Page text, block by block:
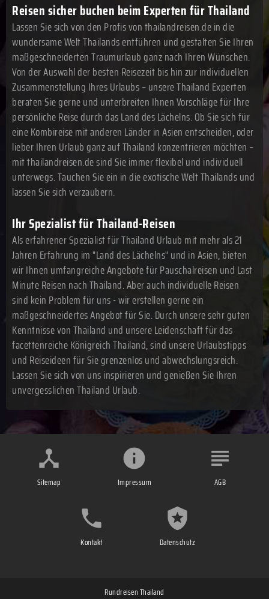
Reisen sicher buchen beim Experten für Thailand
Lassen Sie sich von den Profis von thailandreisen.de in die
wundersame Welt Thailands entführen und gestalten Sie Ihren
maßgeschneiderten Traumurlaub ganz nach Ihren Wünschen.
Von der Auswahl der besten Reisezeit bis hin zur individuellen
Zusammenstellung Ihres Urlaubs – unsere Thailand Experten
beraten Sie gerne und unterbreiten Ihnen Vorschläge für Ihre
persönliche Reise durch das Land des Lächelns. Ob Sie sich für
eine Kombireise mit anderen Länder in Asien entscheiden, oder
lieber Ihren Urlaub ganz auf Thailand konzentrieren möchten –
mit thailandreisen.de sind Sie immer flexibel und individuell
unterwegs. Tauchen Sie ein in die exotische Welt Thailands und
lassen Sie sich verzaubern.
Ihr Spezialist für Thailand-Reisen
Als erfahrener Spezialist für Thailand Urlaub mit mehr als 21
Jahren Erfahrung im "Land des Lächelns" und in Asien, bieten
wir Ihnen umfangreiche Angebote für Pauschalreisen und Last
Minute Reisen nach Thailand. Aber auch individuelle Reisen
sind kein Problem für uns - wir erstellen gerne ein
maßgeschneidertes Angebot für Sie. Durch unsere sehr guten
Kenntnisse von Thailand und unsere Leidenschaft für das
facettenreiche Königreich Thailand, sind unsere Urlaubstipps
und Reiseideen für Sie grenzenlos und abwechslungsreich.
Lassen Sie sich von uns inspirieren und genießen Sie Ihren
unvergesslichen Thailand Urlaub.
Sitemap Impressum AGB
Kontakt Datenschutz
Rundreisen Thailand